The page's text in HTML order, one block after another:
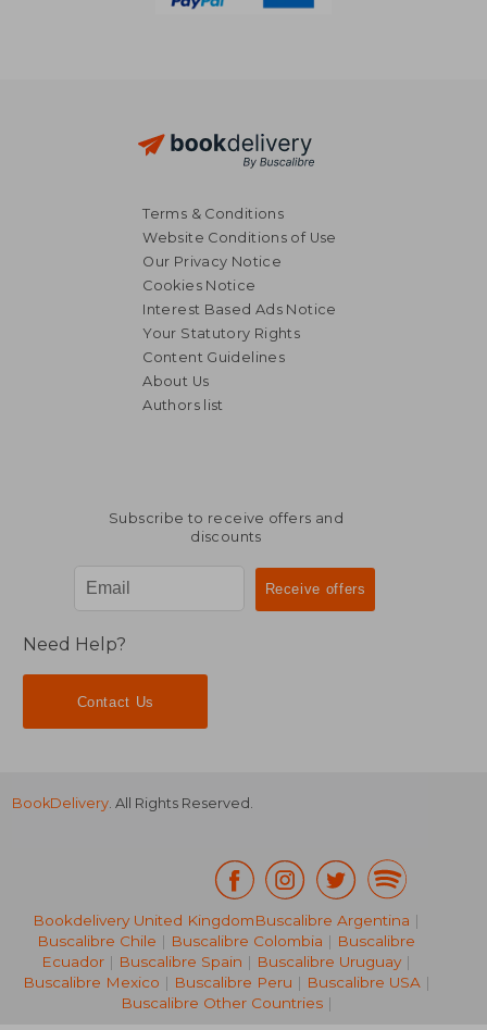
NT$ 5,013 NT$
Terms & Conditions
Website Conditions of Use
Our Privacy Notice
Cookies Notice
Interest Based Ads Notice
Your Statutory Rights
Content Guidelines
About Us
Authors list
Subscribe to receive offers and
discounts
Need Help?
Contact Us
BookDelivery. All Rights Reserved.
Bookdelivery United KingdomBuscalibre Argentina |
Buscalibre Chile | Buscalibre Colombia | Buscalibre
Ecuador | Buscalibre Spain | Buscalibre Uruguay |
Buscalibre Mexico | Buscalibre Peru | Buscalibre USA|
Buscalibre Other Countries|